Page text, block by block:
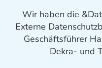
Wir haben die
Externe
Geschäftsführer
Dekra- und